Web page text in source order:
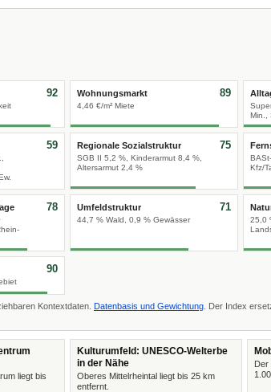
92 Wohnungsmarkt
4,46 €/m² Miete
89
Min.,
59 Regionale Sozialstruktur
SGB II 5,2 %, Kinderarmut 8,4 %,
Altersarmut 2,4 %
75
Kfz/
78 Umfeldstruktur
44,7 % Wald, 0,9 % Gewässer
71
25,0
90
Kontextdaten. Datenbasis und Gewichtung . Der Index
liegt bis
Kulturumfeld: UNESCO-Welterbe
in der Nähe
Oberes Mittelrheintal liegt bis 25 km
entfernt.
Der